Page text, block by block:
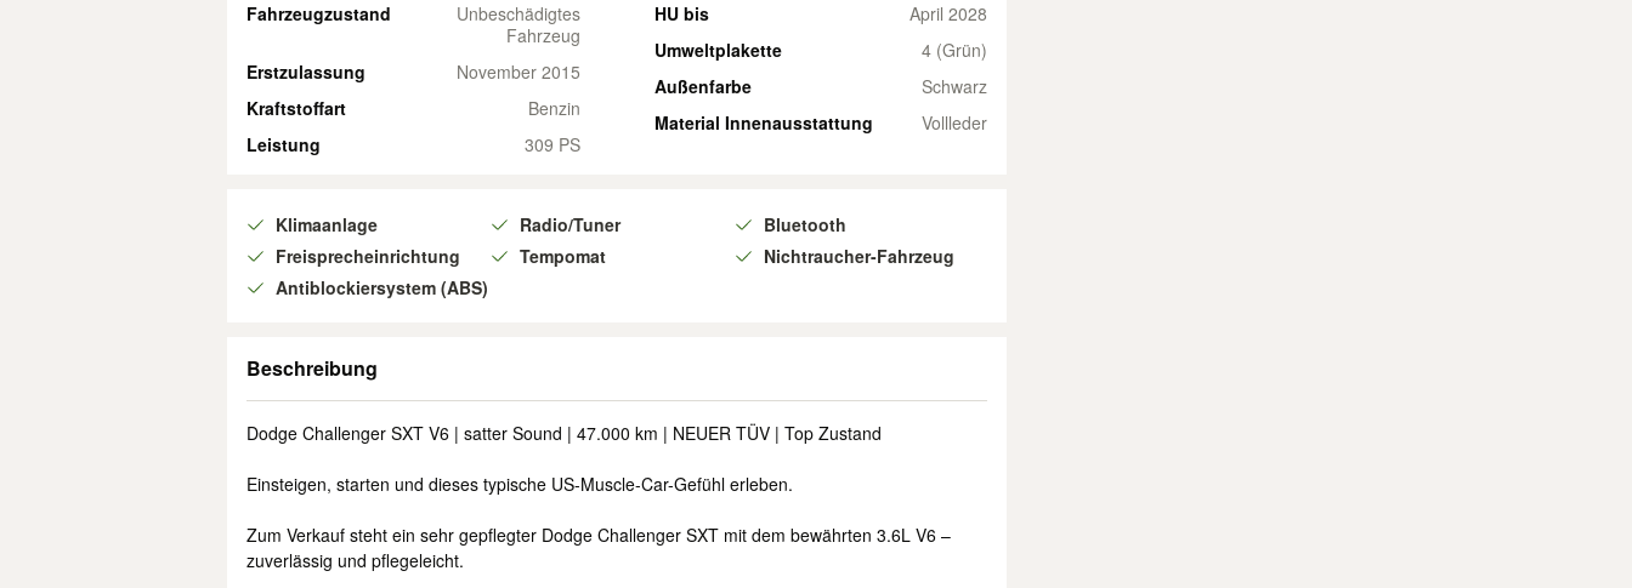
Fahrzeugzustand
Unbeschädigtes
Fahrzeug
Erstzulassung
November 2015
Kraftstoffart
Benzin
Leistung
309 PS
HU bis
April 2028
Umweltplakette
4 (Grün)
Außenfarbe
Schwarz
Material Innenausstattung
Vollleder
Klimaanlage Radio/Tuner
Bluetooth
Freisprecheinrichtung
Tempomat
Nichtraucher-Fahrzeug
Antiblockiersystem (ABS)
Beschreibung
Dodge Challenger SXT V6 | satter Sound | 47.000 km | NEUER TÜV | Top Zustand
Einsteigen, starten und dieses typische US-Muscle-Car-Gefühl erleben.
Zum Verkauf steht ein sehr gepflegter Dodge Challenger SXT mit dem bewährten 3.6L V6 –
zuverlässig und pflegeleicht.